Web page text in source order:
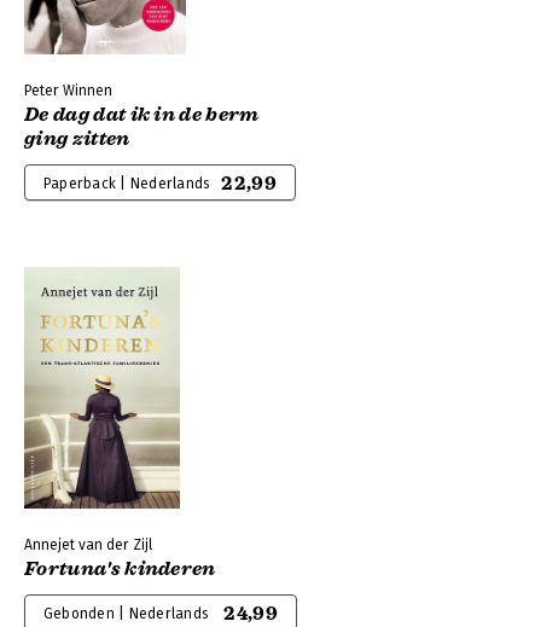
Peter Winnen
De dag dat ik in de berm
ging zitten
Paperback | Nederlands 22,99
Annejet van der Zijl
Fortuna's kinderen
Gebonden | Nederlands 24,99